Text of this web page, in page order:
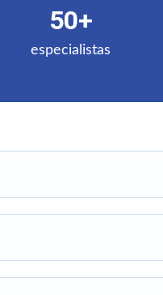
50+
especialistas